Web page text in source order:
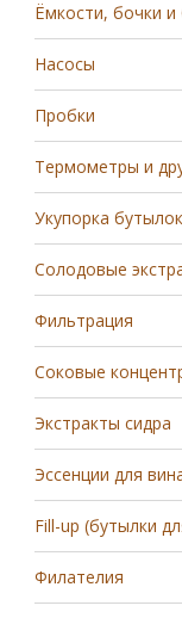
Ёмкости, бочки и
Насосы
Пробки
Термометры и
Укупорка бутылок
Солодовые
Фильтрация
Соковые
Экстракты сидра
Эссенции для
Fill-up (бутылки
Филателия